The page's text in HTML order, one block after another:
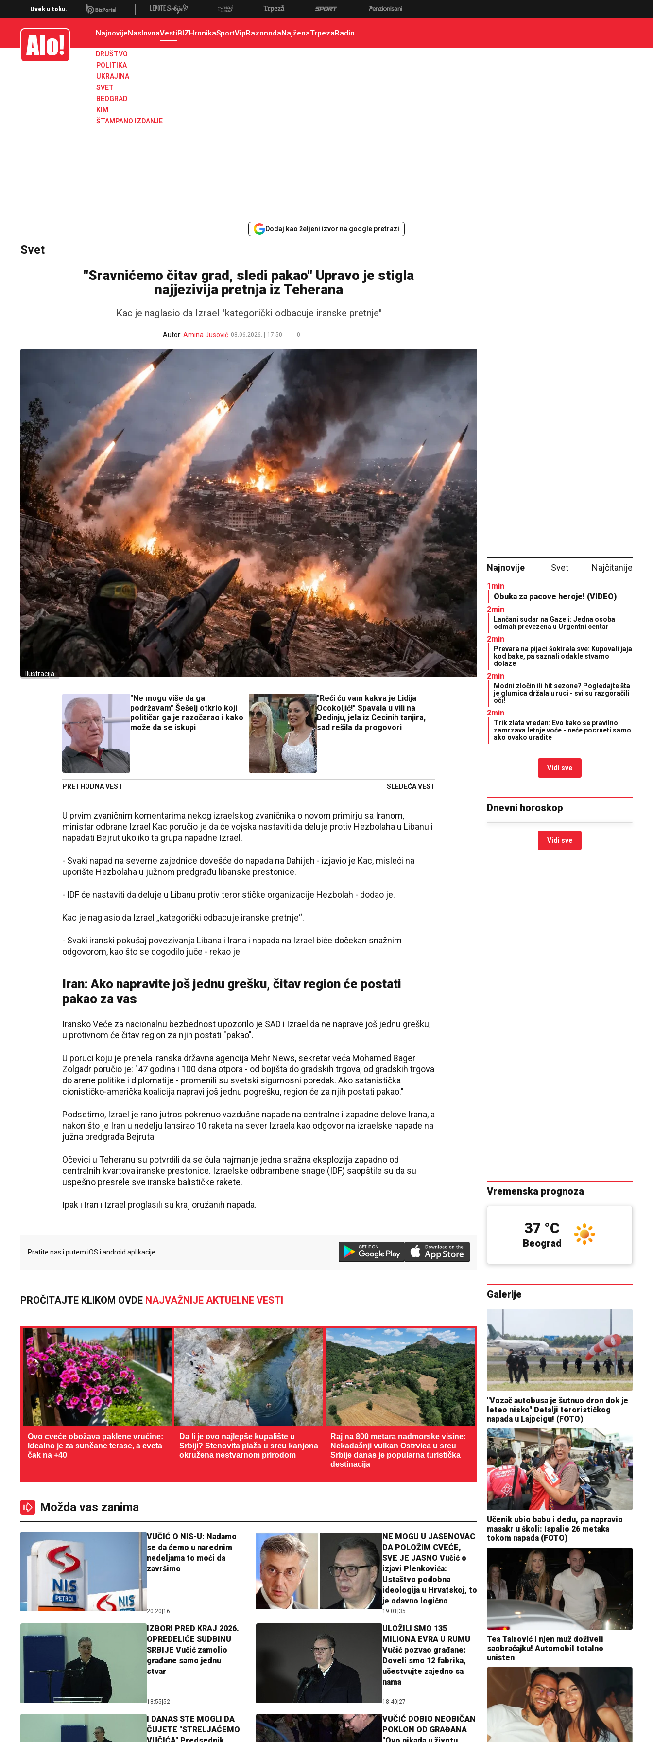
Svet, Ruske vesti, Planeta, Region
Uvek u toku.
Alo NajnovijeNaslovnaVestiBIZHronikaSportVipRazonodaNajženaTrpezaRadio
DRUŠTVO
POLITIKA
UKRAJINA
SVET
BEOGRAD
KIM
ŠTAMPANO IZDANJE
Dodaj kao željeni izvor na google pretrazi
Svet
"Sravnićemo čitav grad, sledi pakao" Upravo je stigla
najjezivija pretnja iz Teherana
Kac je naglasio da Izrael "kategorički odbacuje iranske pretnje"
Autor: Amina Jusović 08.06.2026. 17:50 0
Ilustracija
"Ne mogu više da ga
podržavam" Šešelj otkrio koji
političar ga je razočarao i kako
može da se iskupi
PRETHODNA VEST
"Reći ću vam kakva je Lidija
Ocokoljić!" Spavala u vili na
Dedinju, jela iz Cecinih tanjira,
sad rešila da progovori
SLEDEĆA VEST
U prvim zvaničnim komentarima nekog izraelskog zvaničnika o novom primirju sa Iranom,
ministar odbrane Izrael Kac poručio je da će vojska nastaviti da deluje protiv Hezbolaha u Libanu i
napadati Bejrut ukoliko ta grupa napadne Izrael.
- Svaki napad na severne zajednice dovešće do napada na Dahijeh - izjavio je Kac, misleći na
uporište Hezbolaha u južnom predgrađu libanske prestonice.
- IDF će nastaviti da deluje u Libanu protiv terorističke organizacije Hezbolah - dodao je.
Kac je naglasio da Izrael „kategorički odbacuje iranske pretnje“.
- Svaki iranski pokušaj povezivanja Libana i Irana i napada na Izrael biće dočekan snažnim
odgovorom, kao što se dogodilo juče - rekao je.
Iran: Ako napravite još jednu grešku, čitav region će postati
pakao za vas
Iransko Veće za nacionalnu bezbednost upozorilo je SAD i Izrael da ne naprave još jednu grešku,
u protivnom će čitav region za njih postati "pakao".
U poruci koju je prenela iranska državna agencija Mehr News, sekretar veća Mohamed Bager
Zolgadr poručio je: "47 godina i 100 dana otpora - od bojišta do gradskih trgova, od gradskih trgova
do arene politike i diplomatije - promenili su svetski sigurnosni poredak. Ako satanistička
cionističko-američka koalicija napravi još jednu pogrešku, region će za njih postati pakao."
Podsetimo, Izrael je rano jutros pokrenuo vazdušne napade na centralne i zapadne delove Irana, a
nakon što je Iran u nedelju lansirao 10 raketa na sever Izraela kao odgovor na izraelske napade na
južna predgrađa Bejruta.
Očevici u Teheranu su potvrdili da se čula najmanje jedna snažna eksplozija zapadno od
centralnih kvartova iranske prestonice. Izraelske odbrambene snage (IDF) saopštile su da su
uspešno presrele sve iranske balističke rakete.
Ipak i Iran i Izrael proglasili su kraj oružanih napada.
Pratite nas i putem iOS i android aplikacije
PROČITAJTE KLIKOM OVDE NAJVAŽNIJE AKTUELNE VESTI
Ovo cveće obožava paklene vrućine:
Idealno je za sunčane terase, a cveta
čak na +40
Da li je ovo najlepše kupalište u
Srbiji? Stenovita plaža u srcu kanjona
okružena nestvarnom prirodom
Raj na 800 metara nadmorske visine:
Nekadašnji vulkan Ostrvica u srcu
Srbije danas je popularna turistička
destinacija
Možda vas zanima
VUČIĆ O NIS-U: Nadamo
se da ćemo u narednim
nedeljama to moći da
završimo
20:20 16
NE MOGU U JASENOVAC
DA POLOŽIM CVEĆE,
SVE JE JASNO Vučić o
izjavi Plenkovića:
Ustaštvo podobna
ideologija u Hrvatskoj, to
je odavno logično
19:01 35
IZBORI PRED KRAJ 2026.
OPREDELIĆE SUDBINU
SRBIJE Vučić zamolio
građane samo jednu
stvar
18:55 52
ULOŽILI SMO 135
MILIONA EVRA U RUMU
Vučić pozvao građane:
Doveli smo 12 fabrika,
učestvujte zajedno sa
nama
18:40 27
I DANAS STE MOGLI DA
ČUJETE "STRELJAĆEMO
VUČIĆ DOBIO NEOBIČAN
POKLON OD GRAĐANA
Najnovije Svet Najčitanije
1min
Obuka za pacove heroje! (VIDEO)
2min
Lančani sudar na Gazeli: Jedna osoba
odmah prevezena u Urgentni centar
2min
Prevara na pijaci šokirala sve: Kupovali jaja
kod bake, pa saznali odakle stvarno
dolaze
2min
Modni zločin ili hit sezone? Pogledajte šta
je glumica držala u ruci - svi su razgoračili
oči!
2min
Trik zlata vredan: Evo kako se pravilno
zamrzava letnje voće - neće pocrneti samo
ako ovako uradite
Vidi sve
Dnevni horoskop
Vidi sve
Vremenska prognoza
Loznica Beograd
37 °C
Galerije
"Vozač autobusa je šutnuo dron dok je
leteo nisko" Detalji terorističkog
napada u Lajpcigu! (FOTO)
Učenik ubio babu i dedu, pa napravio
masakr u školi: Ispalio 26 metaka
tokom napada (FOTO)
Tea Tairović i njen muž doživeli
saobraćajku! Automobil totalno
uništen